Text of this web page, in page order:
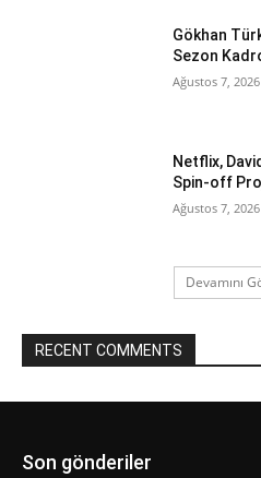
Gökhan
Sezon
Ağustos 7, 2026
Netflix,
Spin-off
Ağustos 7, 2026
Devamını
RECENT COMMENTS
Son gönderiler